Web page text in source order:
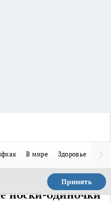
В мире Здоровье
Принять
носки-одиночки